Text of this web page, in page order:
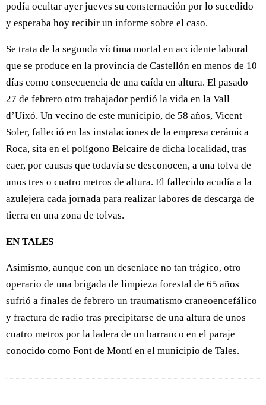
podía ocultar ayer jueves su consternación por lo sucedido
y esperaba hoy recibir un informe sobre el caso.
Se trata de la segunda víctima mortal en accidente laboral
que se produce en la provincia de Castellón en menos de 10
días como consecuencia de una caída en altura. El pasado
27 de febrero otro trabajador perdió la vida en la Vall
d’Uixó. Un vecino de este municipio, de 58 años, Vicent
Soler, falleció en las instalaciones de la empresa cerámica
Roca, sita en el polígono Belcaire de dicha localidad, tras
caer, por causas que todavía se desconocen, a una tolva de
unos tres o cuatro metros de altura. El fallecido acudía a la
azulejera cada jornada para realizar labores de descarga de
tierra en una zona de tolvas.
EN TALES
Asimismo, aunque con un desenlace no tan trágico, otro
operario de una brigada de limpieza forestal de 65 años
sufrió a finales de febrero un traumatismo craneoencefálico
y fractura de radio tras precipitarse de una altura de unos
cuatro metros por la ladera de un barranco en el paraje
conocido como Font de Montí en el municipio de Tales.